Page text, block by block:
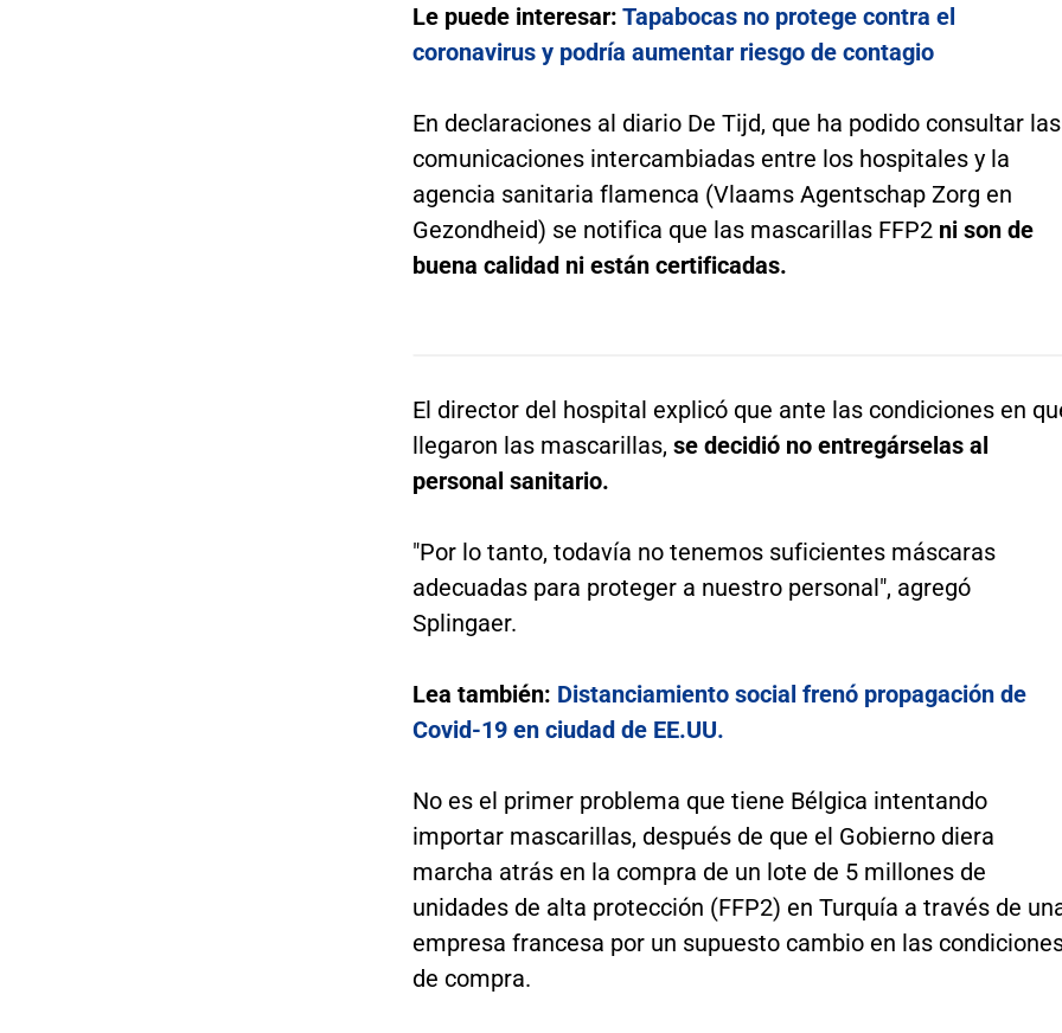
Le puede interesar: Tapabocas no protege contra el
coronavirus y podría aumentar riesgo de contagio
En declaraciones al diario De Tijd, que ha podido consultar las
comunicaciones intercambiadas entre los hospitales y la
agencia sanitaria flamenca (Vlaams Agentschap Zorg en
Gezondheid) se notifica que las mascarillas FFP2 ni son de
buena calidad ni están certificadas.
El director del hospital explicó que ante las condiciones en
llegaron las mascarillas, se decidió no entregárselas al
personal sanitario.
"Por lo tanto, todavía no tenemos suficientes máscaras
adecuadas para proteger a nuestro personal", agregó
Splingaer.
Lea también: Distanciamiento social frenó propagación de
Covid-19 en ciudad de EE.UU.
No es el primer problema que tiene Bélgica intentando
importar mascarillas, después de que el Gobierno diera
marcha atrás en la compra de un lote de 5 millones de
unidades de alta protección (FFP2) en Turquía a través de
empresa francesa por un supuesto cambio en las
de compra.